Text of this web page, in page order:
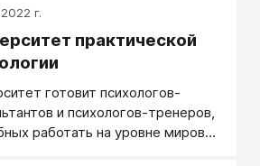
г.
практической
готовит психологов-
и психологов-тренеров,
работать на уровне мировых